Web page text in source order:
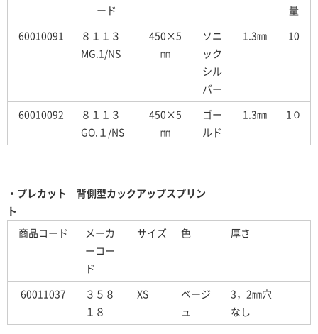
ード
量
60010091
８１１３
MG.1/NS
450×5
㎜
ソニ
ック
シル
バー
1.3㎜ 10
60010092
８１１３
GO.１/NS
450×5
㎜
ゴー
ルド
1.3㎜ 1０
・ プレカット 背側型カックアップスプリン
ト
商品コード
メーカ
ーコー
ド
サイズ 色 厚さ
60011037
３５８
１８
XS
ベージ
ュ
3，2㎜穴
なし